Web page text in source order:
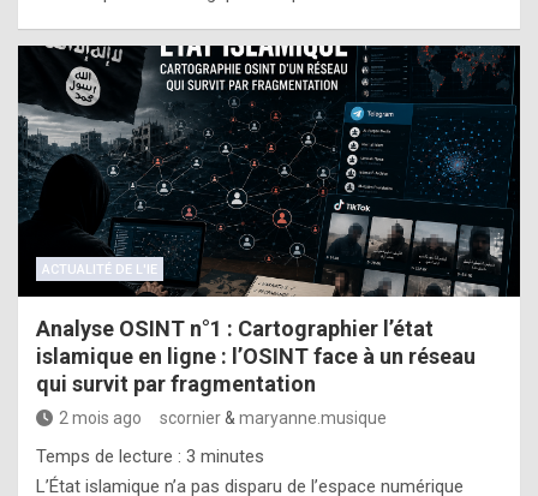
ACTUALITÉ DE L'IE
Analyse OSINT n°1 : Cartographier l’état
islamique en ligne : l’OSINT face à un réseau
qui survit par fragmentation
2 mois ago scornier& maryanne.musique
Temps de lecture : 3 minutes
L’État islamique n’a pas disparu de l’espace numérique